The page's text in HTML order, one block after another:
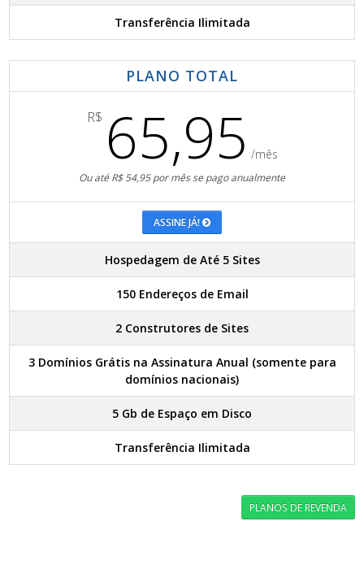
Transferência Ilimitada
PLANO TOTAL
R$ 65,95 /mês
Ou até R$ 54,95 por mês se pago anualmente
ASSINE JÁ!
Hospedagem de Até 5 Sites
150 Endereços de Email
2 Construtores de Sites
3 Domínios Grátis na Assinatura Anual (somente para
domínios nacionais)
5 Gb de Espaço em Disco
Transferência Ilimitada
PLANOS DE REVENDA